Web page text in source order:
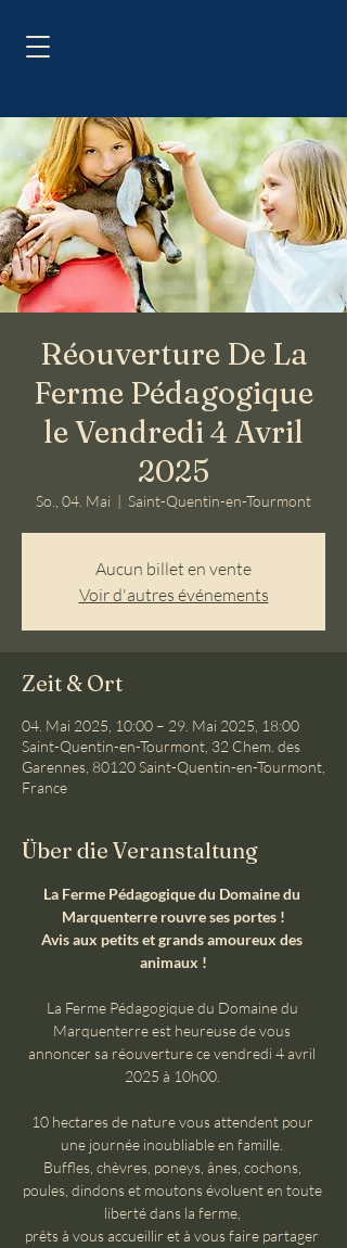
Réouverture De La
Ferme Pédagogique
le Vendredi 4 Avril
2025
So., 04. Mai
  |
Saint-Quentin-en-Tourmont
Aucun billet en vente
Voir d'autres événements
Zeit & Ort
04. Mai 2025, 10:00 – 29. Mai 2025, 18:00
Saint-Quentin-en-Tourmont, 32 Chem. des
Garennes, 80120 Saint-Quentin-en-Tourmont,
France
Über die Veranstaltung
La Ferme Pédagogique du Domaine du
Marquenterre rouvre ses portes !
Avis aux petits et grands amoureux des
animaux !
La Ferme Pédagogique du Domaine du
Marquenterre est heureuse de vous
annoncer sa réouverture ce vendredi 4 avril
2025 à 10h00.
10 hectares de nature vous attendent pour
une journée inoubliable en famille.
Buffles, chèvres, poneys, ânes, cochons,
poules, dindons et moutons évoluent en toute
liberté dans la ferme,
prêts à vous accueillir et à vous faire partager